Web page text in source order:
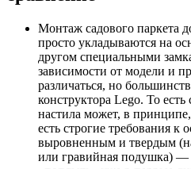
Монтаж садового паркета
просто укладываются на
другом специальными
зависимости от модели и
различаться, но
конструктора Lego. То есть
настила может, в
есть строгие требования
выровненным и твердым
или гравийная подушка) —